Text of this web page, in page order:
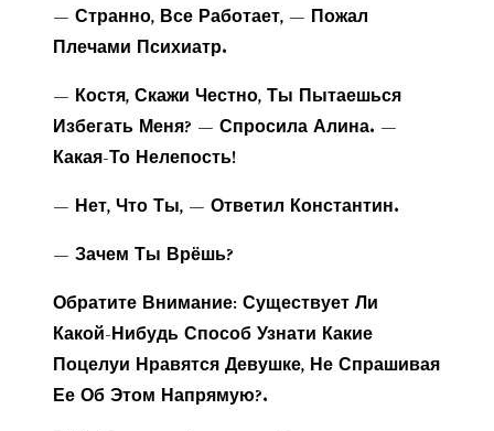
— Странно, Все Работает, — Пожал
Плечами Психиатр.
— Костя, Скажи Честно, Ты Пытаешься
Избегать Меня? — Спросила Алина. —
Какая-То Нелепость!
— Нет, Что Ты, — Ответил Константин.
— Зачем Ты Врёшь?
Обратите Внимание: Существует Ли
Какой-Нибудь Способ Узнати Какие
Поцелуи Нравятся Девушке, Не Спрашивая
Ее Об Этом Напрямую?.